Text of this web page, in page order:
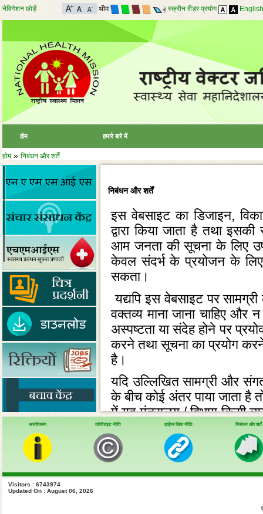
नेविगेशन छोड़ें थीम स्क्रीन रीडर प्रयोग English
होम हमारे बारे में
होम» निबंधन और शर्तें
निबंधन और शर्तें
इस वेबसाइट का डिजाइन,
द्वारा किया जाता है तथा
आम जनता की सूचना के लिए
केवल संदर्भ के प्रयोजन के
सकता।
यद्यपि इस वेबसाइट पर
वक्‍तव्‍य माना जाना चाहिए और
अस्‍पष्‍टता या संदेह होने पर
करने तथा सूचना का प्रयोग
है।
यदि उल्‍लिखित सामग्री और संगत
के बीच कोई अंतर पाया जाता है
में यह मंत्रालय / विभाग किसी
करने या इस वेबसाइट के प्रयोग से
व्‍यय, हानि या क्षति,जो कोई भी
ये निबंधन और शर्तें भारतीय
निबंधन और शर्तों से उत्‍पन्‍न
अस्वीकरण कॉपीराइट नीति हाईपर लिंक नीति निबंधन और शर्तें
Visitors : 6743974
Updated On : August 06, 2026